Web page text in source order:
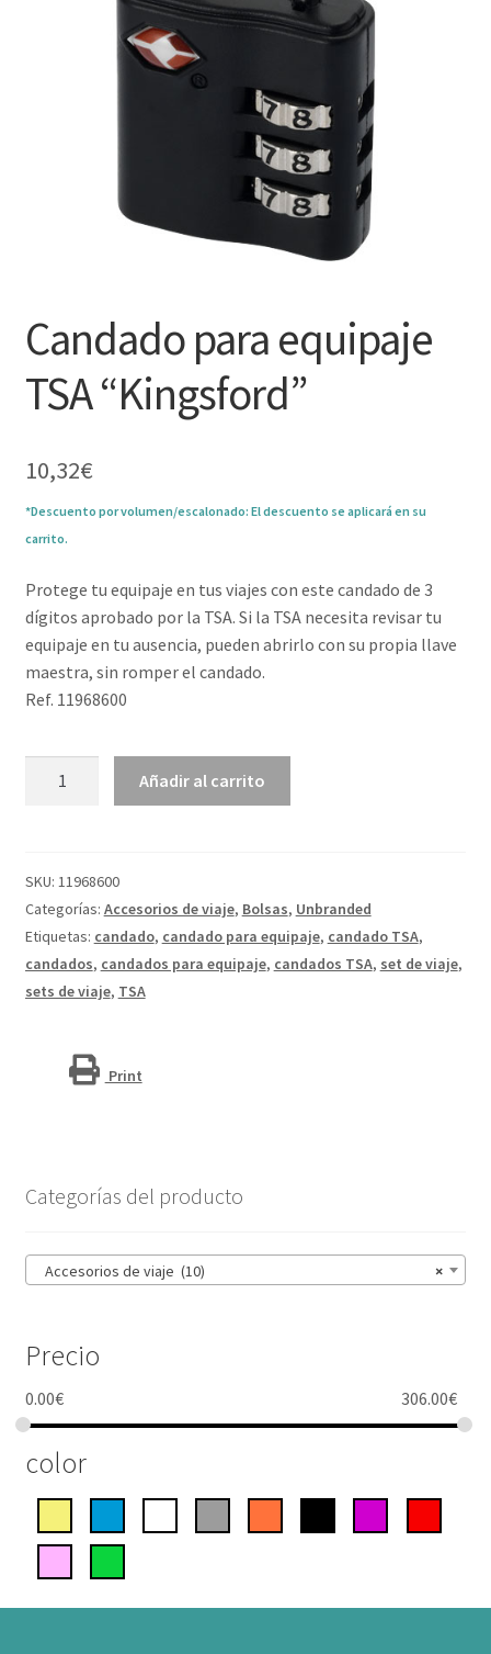
Candado para equipaje
TSA “Kingsford”
10,32€
*Descuento por volumen/escalonado: El descuento se aplicará en su
carrito.
Protege tu equipaje en tus viajes con este candado de 3
dígitos aprobado por la TSA. Si la TSA necesita revisar tu
equipaje en tu ausencia, pueden abrirlo con su propia llave
maestra, sin romper el candado.
Ref. 11968600
"Kingsford"
cantidad
Añadir al carrito
SKU: 11968600
Categorías: Accesorios de viaje, Bolsas, Unbranded
Etiquetas: candado, candado para equipaje, candado TSA,
candados, candados para equipaje, candados TSA, set de viaje,
sets de viaje, TSA
Print
Categorías del producto
×
Accesorios de viaje (10)
Precio
0.00€ 306.00€
color